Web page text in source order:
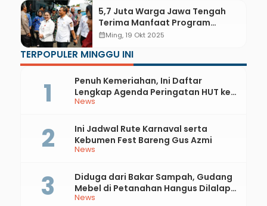
5,7 Juta Warga Jawa Tengah
Terima Manfaat Program
Makan Bergizi Gratis dari 1.836
calendar_monthMing, 19 Okt 2025
TERPOPULER MINGGU INI
News
Penuh Kemeriahan, Ini Daftar
Lengkap Agenda Peringatan HUT ke-
81 RI dan Hari Jadi ke-397 Kabupaten
News
Ini Jadwal Rute Karnaval serta
Kebumen Fest Bareng Gus Azmi
News
Diduga dari Bakar Sampah, Gudang
Mebel di Petanahan Hangus Dilalap
Api